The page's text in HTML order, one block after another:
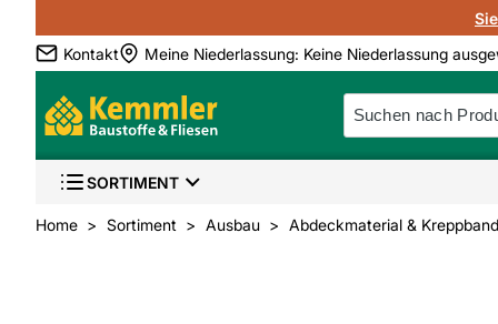
Kontakt
Meine Niederlassung: Keine Niederlassung
SORTIMENT
Home Sortiment Ausbau Abdeckmaterial & Kreppband